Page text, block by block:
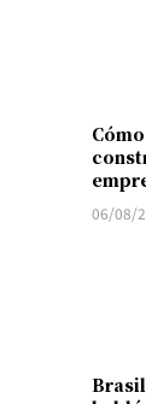
06/08/